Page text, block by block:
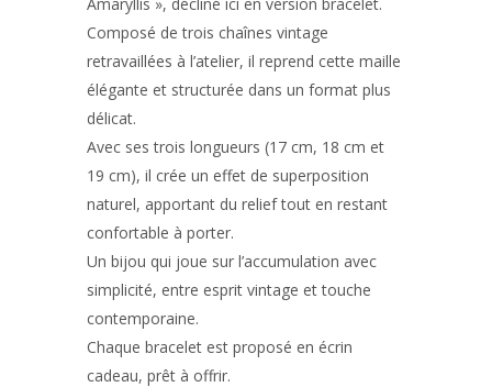
Composé de trois chaînes vintage
retravaillées à l’atelier, il reprend cette maille
élégante et structurée dans un format plus
délicat.
Avec ses trois longueurs (17 cm, 18 cm et
19 cm), il crée un effet de superposition
naturel, apportant du relief tout en restant
confortable à porter.
Un bijou qui joue sur l’accumulation avec
simplicité, entre esprit vintage et touche
contemporaine.
Chaque bracelet est proposé en écrin
cadeau, prêt à offrir.